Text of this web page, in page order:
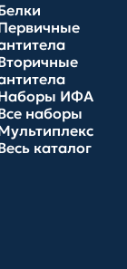
ИФА
наборы
каталог